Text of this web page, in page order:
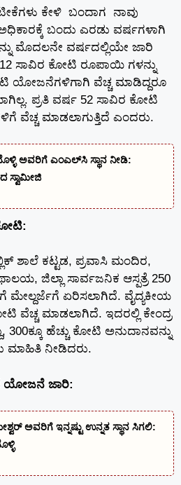
ಕೇಳಿ ಬಂದಾಗ ನಾವು
ಬಂದು ಎರಡು ವರ್ಷಗಳಾಗಿ
ಮೊದಲನೇ ವರ್ಷದಲ್ಲಿಯೇ ಜಾರಿ
ಸಾವಿರ ಕೋಟಿ ರೂಪಾಯಿ ಗಳನ್ನು
ಯೋಜನೆಗಳಿಗಾಗಿ ವೆಚ್ಚ ಮಾಡಿದ್ದರೂ
ಪ್ರತಿ ವರ್ಷ 52 ಸಾವಿರ ಕೋಟಿ
ವೆಚ್ಚ ಮಾಡಲಾಗುತ್ತಿದೆ ಎಂದರು.
ಅವರಿಗೆ ಎಂಎಲ್‌ಸಿ ಸ್ಥಾನ ನೀಡಿ:
ಸ್ವಾಮೀಜಿ
ಶಾಲೆ ಕಟ್ಟಡ, ಪ್ರವಾಸಿ ಮಂದಿರ,
ಜಿಲ್ಲಾ ಸಾರ್ವಜನಿಕ ಆಸ್ಪತ್ರೆ 250
ಮೇಲ್ದರ್ಜೆಗೆ ಏರಿಸಲಾಗಿದೆ. ವೈದ್ಯಕೀಯ
ವೆಚ್ಚ ಮಾಡಲಾಗಿದೆ. ಇದರಲ್ಲಿ ಕೇಂದ್ರ
300ಕ್ಕೂ ಹೆಚ್ಚು ಕೋಟಿ ಅನುದಾನವನ್ನು
ಮಾಹಿತಿ ನೀಡಿದರು.
ಯೋಜನೆ ಜಾರಿ:
ಅವರಿಗೆ ಇನ್ನಷ್ಟು ಉನ್ನತ ಸ್ಥಾನ ಸಿಗಲಿ: